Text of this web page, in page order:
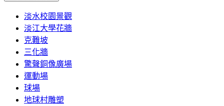
淡水校園景觀
淡江大學花牆
克難坡
三化牆
驚聲銅像廣場
運動場
球場
地球村雕塑